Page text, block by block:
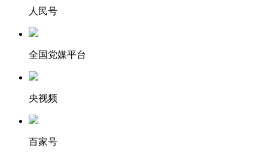
人民号
全国党媒平台
央视频
百家号